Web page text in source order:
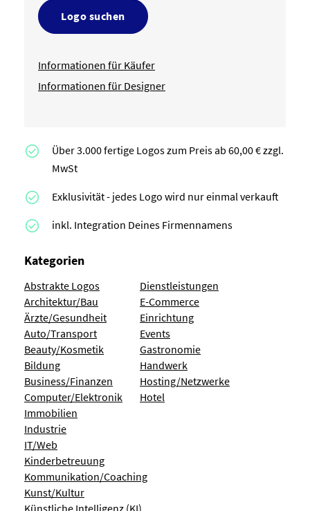
Logo suchen
Informationen für Käufer
Informationen für Designer
Über 3.000 fertige Logos zum Preis ab 60,00 € zzgl.
MwSt
Exklusivität - jedes Logo wird nur einmal verkauft
inkl. Integration Deines Firmennamens
Kategorien
Abstrakte Logos
Architektur/Bau
Ärzte/Gesundheit
Auto/Transport
Beauty/Kosmetik
Bildung
Business/Finanzen
Computer/Elektronik
Dienstleistungen
E-Commerce
Einrichtung
Events
Gastronomie
Handwerk
Hosting/Netzwerke
Hotel
Immobilien
Industrie
IT/Web
Kinderbetreuung
Kommunikation/Coaching
Kunst/Kultur
Künstliche Intelligenz (KI)